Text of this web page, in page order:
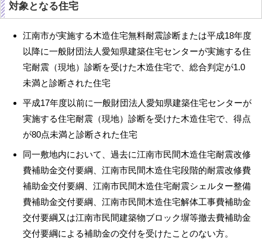
対象となる住宅
江南市が実施する木造住宅無料耐震診断または平成18年度
以降に一般財団法人愛知県建築住宅センターが実施する住
宅耐震（現地）診断を受けた木造住宅で、総合判定が1.0
未満と診断された住宅
平成17年度以前に一般財団法人愛知県建築住宅センターが
実施する住宅耐震（現地）診断を受けた木造住宅で、得点
が80点未満と診断された住宅
同一敷地内において、過去に江南市民間木造住宅耐震改修
費補助金交付要綱、江南市民間木造住宅段階的耐震改修費
補助金交付要綱、江南市民間木造住宅耐震シェルター整備
費補助金交付要綱、江南市民間木造住宅解体工事費補助金
交付要綱又は江南市民間建築物ブロック塀等撤去費補助金
交付要綱による補助金の交付を受けたことのない方。